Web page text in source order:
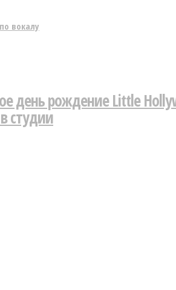
вокалу
день рождение Little
студии